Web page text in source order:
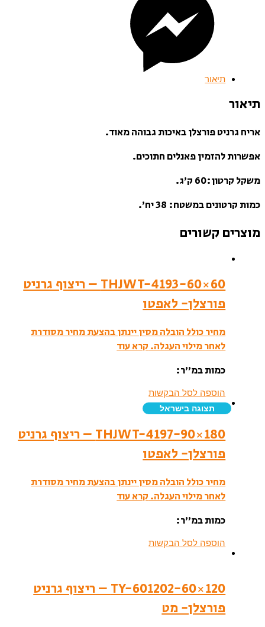
תיאור
תיאור
אריח גרניט פורצלן באיכות גבוהה מאוד.
אפשרות להזמין פאנלים חתוכים.
משקל קרטון:60 ק’ג.
כמות קרטונים במשטח: 38 יח’.
מוצרים קשורים
THJWT-4193-60×60 – ריצוף גרניט
פורצלן- לאפטו
מחיר כולל הובלה מסין יינתן בהצעת מחיר מסודרת
לאחר מילוי העגלה. קרא עוד
כמות במ”ר:
הוספה לסל הבקשות
תצוגה בישראל
THJWT-4197-90×180 – ריצוף גרניט
פורצלן- לאפטו
מחיר כולל הובלה מסין יינתן בהצעת מחיר מסודרת
לאחר מילוי העגלה.קרא עוד
כמות במ”ר:
הוספה לסל הבקשות
TY-601202-60×120 – ריצוף גרניט
פורצלן- מט